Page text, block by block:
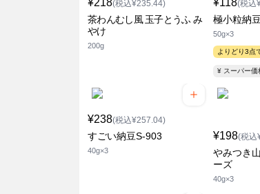
¥218(税込¥235.44)
茶わんむし風 玉子とうふ み
やけ
200g
¥118(税込
極小粒納
50g×3
よりどり3点
¥ スーパー価
¥238(税込¥257.04)
すごい納豆S-903
40g×3
¥198(税込
やみつき
ーズ
40g×3